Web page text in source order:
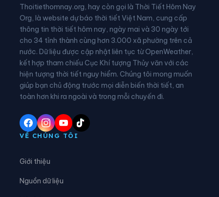
Phường Tam Chúc Phường Tam Điệp
Phường Tây Hoa Lư Phường Thành Nam
Phường Thiên Trường Phường Tiên Sơn
Phường Trung Sơn Phường Trường Thi
Phường Vị Khê Phường Yên Sơn
Phường Yên Thắng
Xã Bình An
Thoitiethomnay.org, hay còn gọi là Thời Tiết Hôm Nay
Org, là website dự báo thời tiết Việt Nam, cung cấp
thông tin thời tiết hôm nay, ngày mai và 30 ngày tới
cho 34 tỉnh thành cùng hơn 3.000 xã phường trên cả
nước. Dữ liệu được cập nhật liên tục từ OpenWeather,
kết hợp tham chiếu Cục Khí tượng Thủy văn với các
hiện tượng thời tiết nguy hiểm. Chúng tôi mong muốn
giúp bạn chủ động trước mọi diễn biến thời tiết, an
toàn hơn khi ra ngoài và trong mỗi chuyến đi.
VỀ CHÚNG TÔI
Giới thiệu
Nguồn dữ liệu